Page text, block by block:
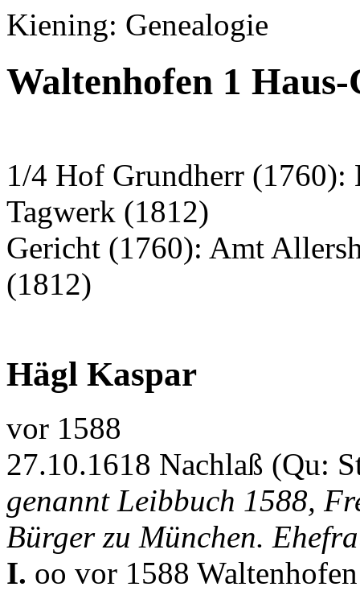
Kiening: Genealogie
Waltenhofen 1
1/4 Hof Grundherr (1760):
Tagwerk (1812)
Gericht (1760): Amt
(1812)
Hägl Kaspar
vor 1588
27.10.1618 Nachlaß (Qu:
genannt Leibbuch 1588,
Bürger zu München.
I. oo vor 1588